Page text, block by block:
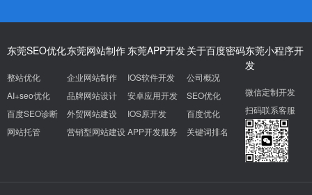
东莞SEO优化
整站优化
AI+seo优化
百度SEO诊断
网站托管
东莞网站制作
企业网站制作
品牌网站设计
外贸网站建设
营销型网站建设
东莞APP开发
IOS软件开发
安卓应用开发
IOS原开发
APP开发服务
关于百度密码
公司概况
SEO优化
百度优化
关键词排名
东莞小程序开
发
微信定制开发
扫码联系客服